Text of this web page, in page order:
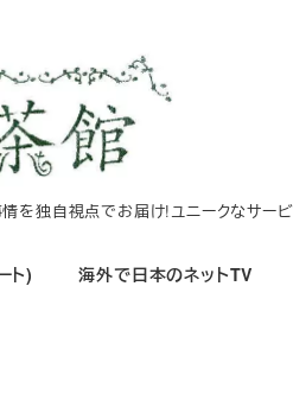
を独自視点でお届け!ユニークなサー
ト) 海外で日本のネットTV